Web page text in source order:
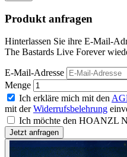
Produkt anfragen
Hinterlassen Sie ihre E-Mail-
The Bastards Live Forever
E-Mail-Adresse
Menge
Ich erkläre mich mit den
mit derWiderrufsbelehrung
Ich möchte den HOANZL